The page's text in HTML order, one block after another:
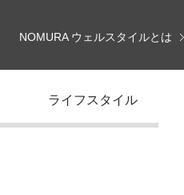
NOMURA ウェルスタイルとは
ライフスタイル